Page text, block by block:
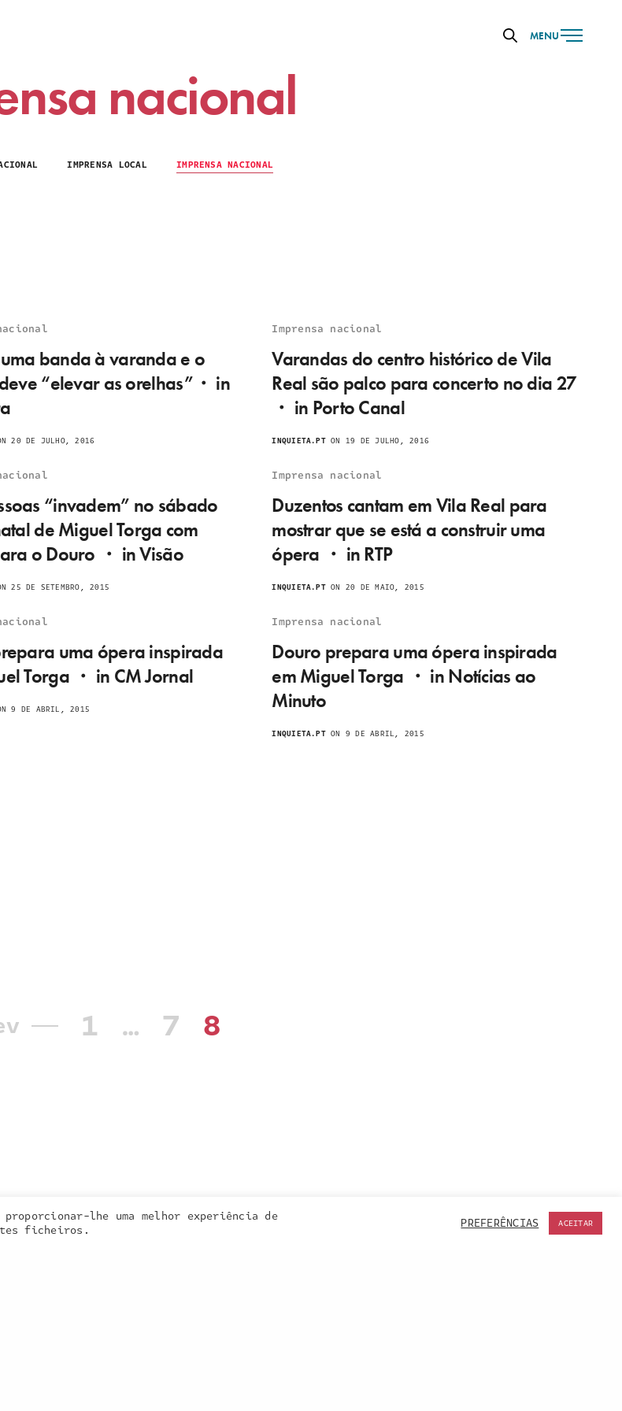
MENU
nacional
IMPRENSA LOCAL IMPRENSA NACIONAL
banda à varanda e o
“elevar as orelhas”・ in
20 DE JULHO, 2016
Imprensa nacional
Varandas do centro histórico de Vila
Real são palco para concerto no dia 27
・ in Porto Canal
INQUIETA.PTON 19 DE JULHO, 2016
“invadem” no sábado
de Miguel Torga com
o Douro ・ in Visão
25 DE SETEMBRO, 2015
Imprensa nacional
Duzentos cantam em Vila Real para
mostrar que se está a construir uma
ópera ・ in RTP
INQUIETA.PTON 20 DE MAIO, 2015
uma ópera inspirada
Torga ・ in CM Jornal
9 DE ABRIL, 2015
Imprensa nacional
Douro prepara uma ópera inspirada
em Miguel Torga ・ in Notícias ao
Minuto
INQUIETA.PTON 9 DE ABRIL, 2015
1 … 7 8
lhe uma melhor experiência de
ficheiros.
PREFERÊNCIAS ACEITAR
about our use of cookies: cookie policy